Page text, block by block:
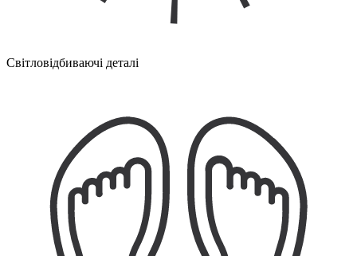
Світловідбиваючі деталі